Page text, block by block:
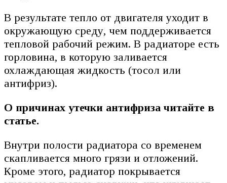
В результате тепло от двигателя уходит в
окружающую среду, чем поддерживается
тепловой рабочий режим. В радиаторе есть
горловина, в которую заливается
охлаждающая жидкость (тосол или
антифриз).
О причинах утечки антифриза читайте в
статье.
Внутри полости радиатора со временем
скапливается много грязи и отложений.
Кроме этого, радиатор покрывается